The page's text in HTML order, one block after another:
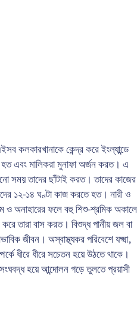
কলকারখানাকে কেন্দ্র করে ইংল্যান্ডে
হত এবং মালিকরা মুনাফা অর্জন করত। এ
সময় তাদের ছাঁটাই করত। তাদের কাজের
১২-১৪ ঘণ্টা কাজ করতে হত। নারী ও
ও অনাহারের ফলে বহু শিশু-শ্রমিক অকালে
তারা বাস করত। বিশুদ্ধ পানীয় জল বা
জীবন। অস্বাস্থ্যকর পরিবেশে যক্ষ্মা,
ধীরে ধীরে সচেতন হয়ে উঠতে থাকে।
হয়ে আন্দোলন গড়ে তুলতে প্রয়াসী